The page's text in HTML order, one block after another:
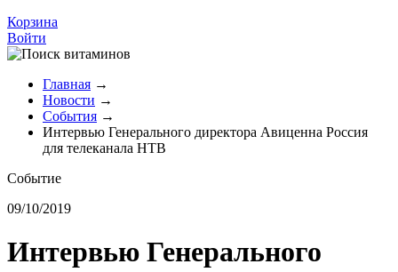
Корзина
Войти
Главная →
Новости →
События →
Интервью Генерального директора Авиценна Россия
для телеканала НТВ
Событие
09/10/2019
Интервью Генерального